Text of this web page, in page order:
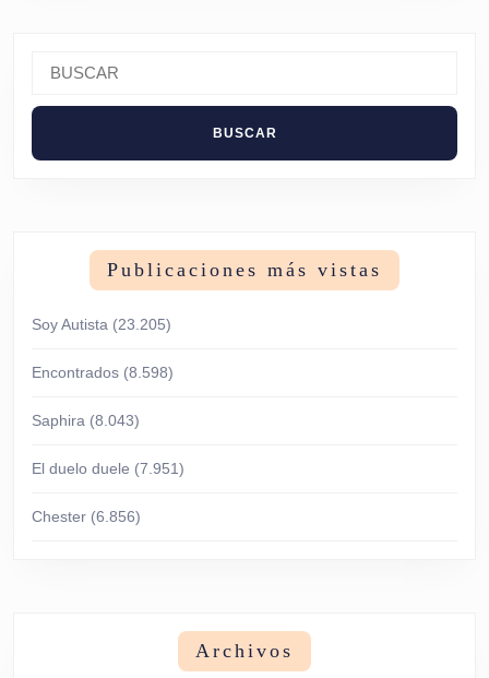
Publicaciones más vistas
Soy Autista (23.205)
Encontrados (8.598)
Saphira (8.043)
El duelo duele (7.951)
Chester (6.856)
Archivos